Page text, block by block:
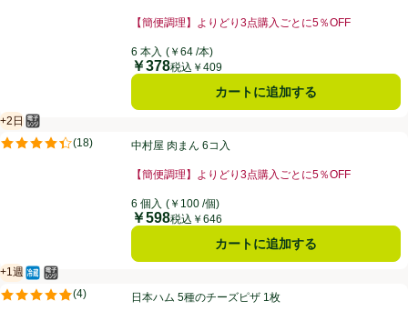
【簡便調理】よりどり3点購入ごとに5％OFF
6 本入 (￥64 /本)
価格
￥378税込￥409
カートに追加する
中村屋 肉まん 6コ入
+2日
賞味・消費期限保証：2日
電子レンジ使用可
(18)
評価は18件のレビューで5点中4.4点。
中村屋 肉まん 6コ入
【簡便調理】よりどり3点購入ごとに5％OFF
6 個入 (￥100 /個)
価格
￥598税込￥646
カートに追加する
日本ハム 5種のチーズピザ 1枚
+1週
賞味・消費期限保証：１週間
冷蔵食品
電子レンジ使用可
(4)
評価は4件のレビューで5点中4.8点。
日本ハム 5種のチーズピザ 1枚